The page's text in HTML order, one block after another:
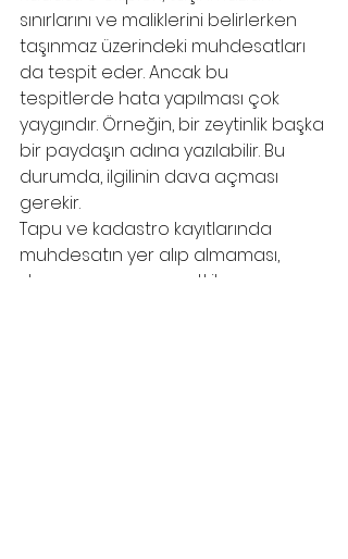
sınırlarını ve maliklerini belirlerken
taşınmaz üzerindeki muhdesatları
da tespit eder. Ancak bu
tespitlerde hata yapılması çok
yaygındır. Örneğin, bir zeytinlik başka
bir paydaşın adına yazılabilir. Bu
durumda, ilgilinin dava açması
gerekir.
Tapu ve kadastro kayıtlarında
muhdesatın yer alıp almaması,
davanın sonucunu etkilemez.